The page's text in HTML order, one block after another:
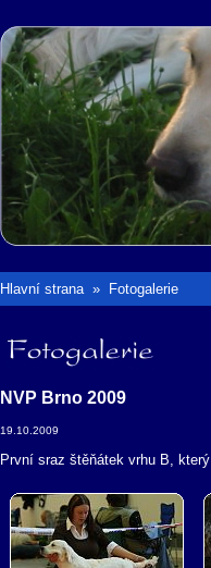
Hlavní strana» Fotogalerie
Fotogalerie
NVP Brno 2009
19.10.2009
První sraz štěňátek vrhu B,